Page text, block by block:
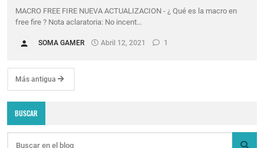
MACRO FREE FIRE NUEVA ACTUALIZACION - ¿ Qué es la macro en
free fire ? Nota aclaratoria: No incent…
SOMA GAMER Abril 12, 2021 1
Más antigua
BUSCAR